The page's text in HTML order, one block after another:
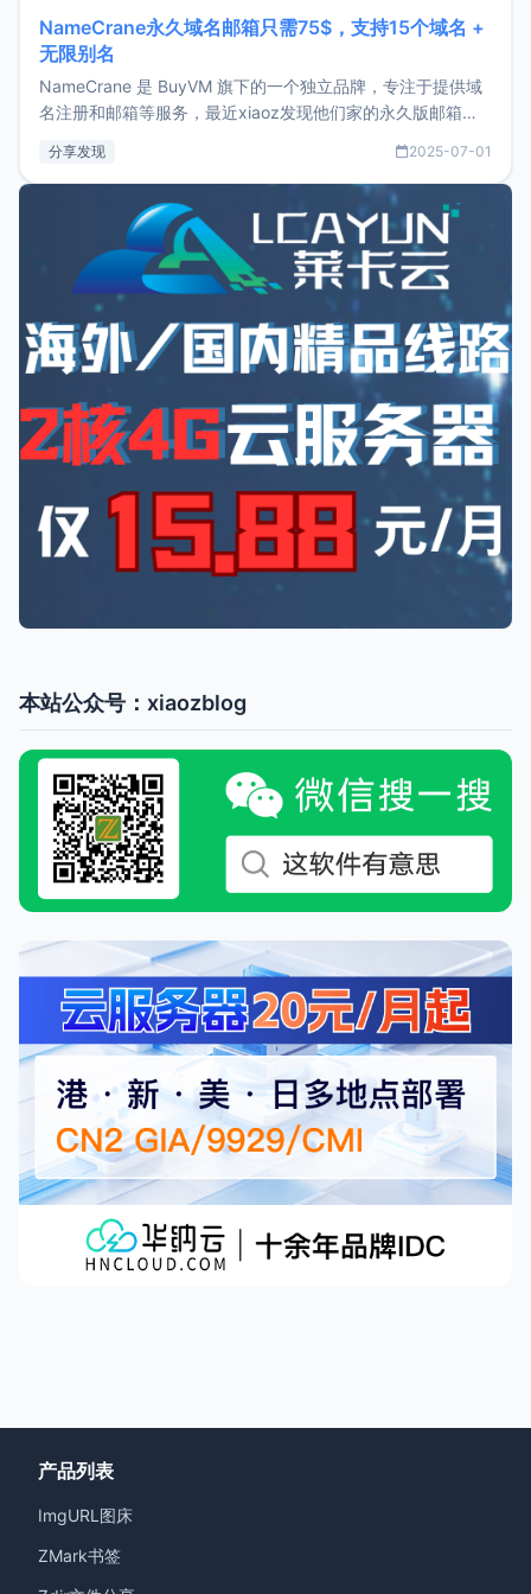
NameCrane永久域名邮箱只需75$，支持15个域名 +
无限别名
NameCrane 是 BuyVM 旗下的一个独立品牌，专注于提供域
名注册和邮箱等服务，最近xiaoz发现他们家的永久版邮箱服
又实惠的域名邮箱，不妨尝试一下 NameCrane。注册
NameCraneNameCrane不支持直接注册，必须要购买
分享发现 2025-07-01
本站公众号：xiaozblog
产品列表
ImgURL图床
ZMark书签